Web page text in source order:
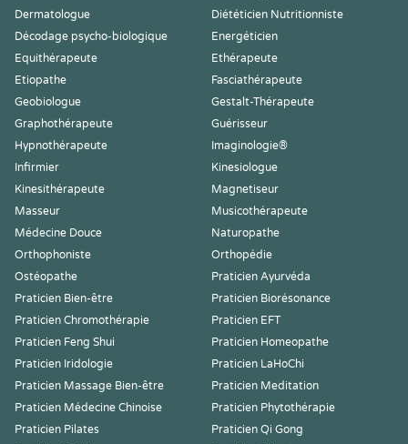
Dermatologue
Diététicien Nutritionniste
Décodage psycho-biologique
Energéticien
Equithérapeute
Ethérapeute
Etiopathe
Fasciathérapeute
Geobiologue
Gestalt-Thérapeute
Graphothérapeute
Guérisseur
Hypnothérapeute
Imaginologie®
Infirmier
Kinesiologue
Kinesithérapeute
Magnetiseur
Masseur
Musicothérapeute
Médecine Douce
Naturopathe
Orthophoniste
Orthopédie
Ostéopathe
Praticien Ayurvéda
Praticien Bien-être
Praticien Biorésonance
Praticien Chromothérapie
Praticien EFT
Praticien Feng Shui
Praticien Homeopathe
Praticien Iridologie
Praticien LaHoChi
Praticien Massage Bien-être
Praticien Meditation
Praticien Médecine Chinoise
Praticien Phytothérapie
Praticien Pilates
Praticien Qi Gong